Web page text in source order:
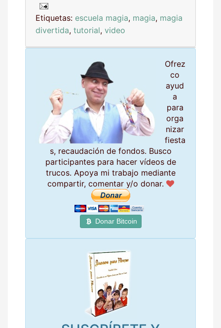
Etiquetas: escuela magia, magia, magia
divertida, tutorial, video
Ofrez
co
ayud
a
para
orga
nizar
fiesta
s, recaudación de fondos. Busco
participantes para hacer vídeos de
trucos. Apoya mi trabajo mediante
compartir, comentar y/o donar.
Donar Bitcoin